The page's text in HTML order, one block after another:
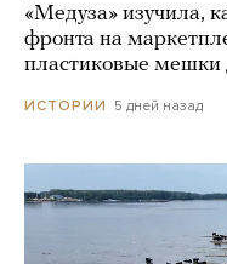
«Медуза» изучила,
фронта на
пластиковые мешки
ИСТОРИИ 5 дней назад